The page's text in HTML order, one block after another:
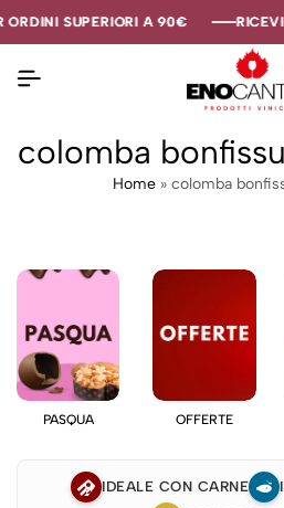
ORDINI SUPERIORI A 90€ RICEVI
ORDINI SUPERIORI A 90€ RICEVI
ORDINI SUPERIORI A 90€ RICEVI
colomba
Home» colomba
PASQUA OFFERTE
IDEALE CON CARNE